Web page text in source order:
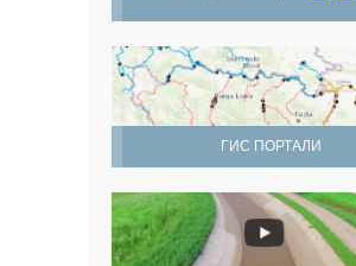
ГИС ПОРТАЛИ